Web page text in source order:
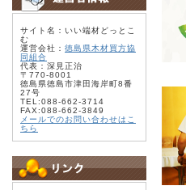
サイト名：いい端材どっとこ
む
運営会社： 徳島県木材買方協
同組合
代表：深見正治
〒770-8001
徳島県徳島市津田海岸町8番
27号
TEL:088-662-3714
FAX:088-662-3849
メールでのお問い合わせはこ
ちら